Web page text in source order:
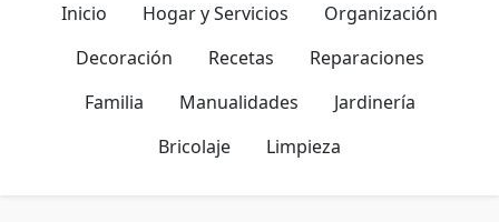
Inicio Hogar y Servicios
Organización
Decoración
Recetas
Reparaciones
Familia
Manualidades
Jardinería
Bricolaje
Limpieza